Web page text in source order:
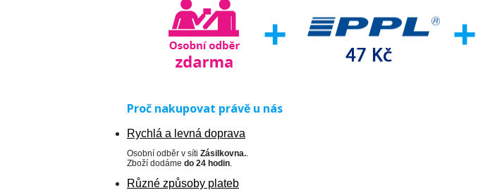
Proč nakupovat právě u nás
Rychlá a levná doprava
Osobní odběr v síti Zásilkovna..
Zboží dodáme do 24 hodin.
Různé způsoby plateb